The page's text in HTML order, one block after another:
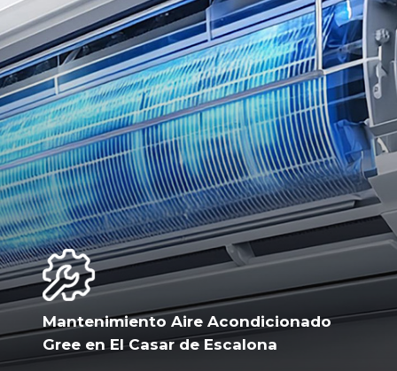
Mantenimiento Aire Acondicionado
Gree en El Casar de Escalona